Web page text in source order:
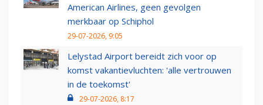
American Airlines, geen gevolgen
merkbaar op Schiphol
29-07-2026, 9:05
Lelystad Airport bereidt zich voor op
komst vakantievluchten: 'alle vertrouwen
in de toekomst'
29-07-2026, 8:17